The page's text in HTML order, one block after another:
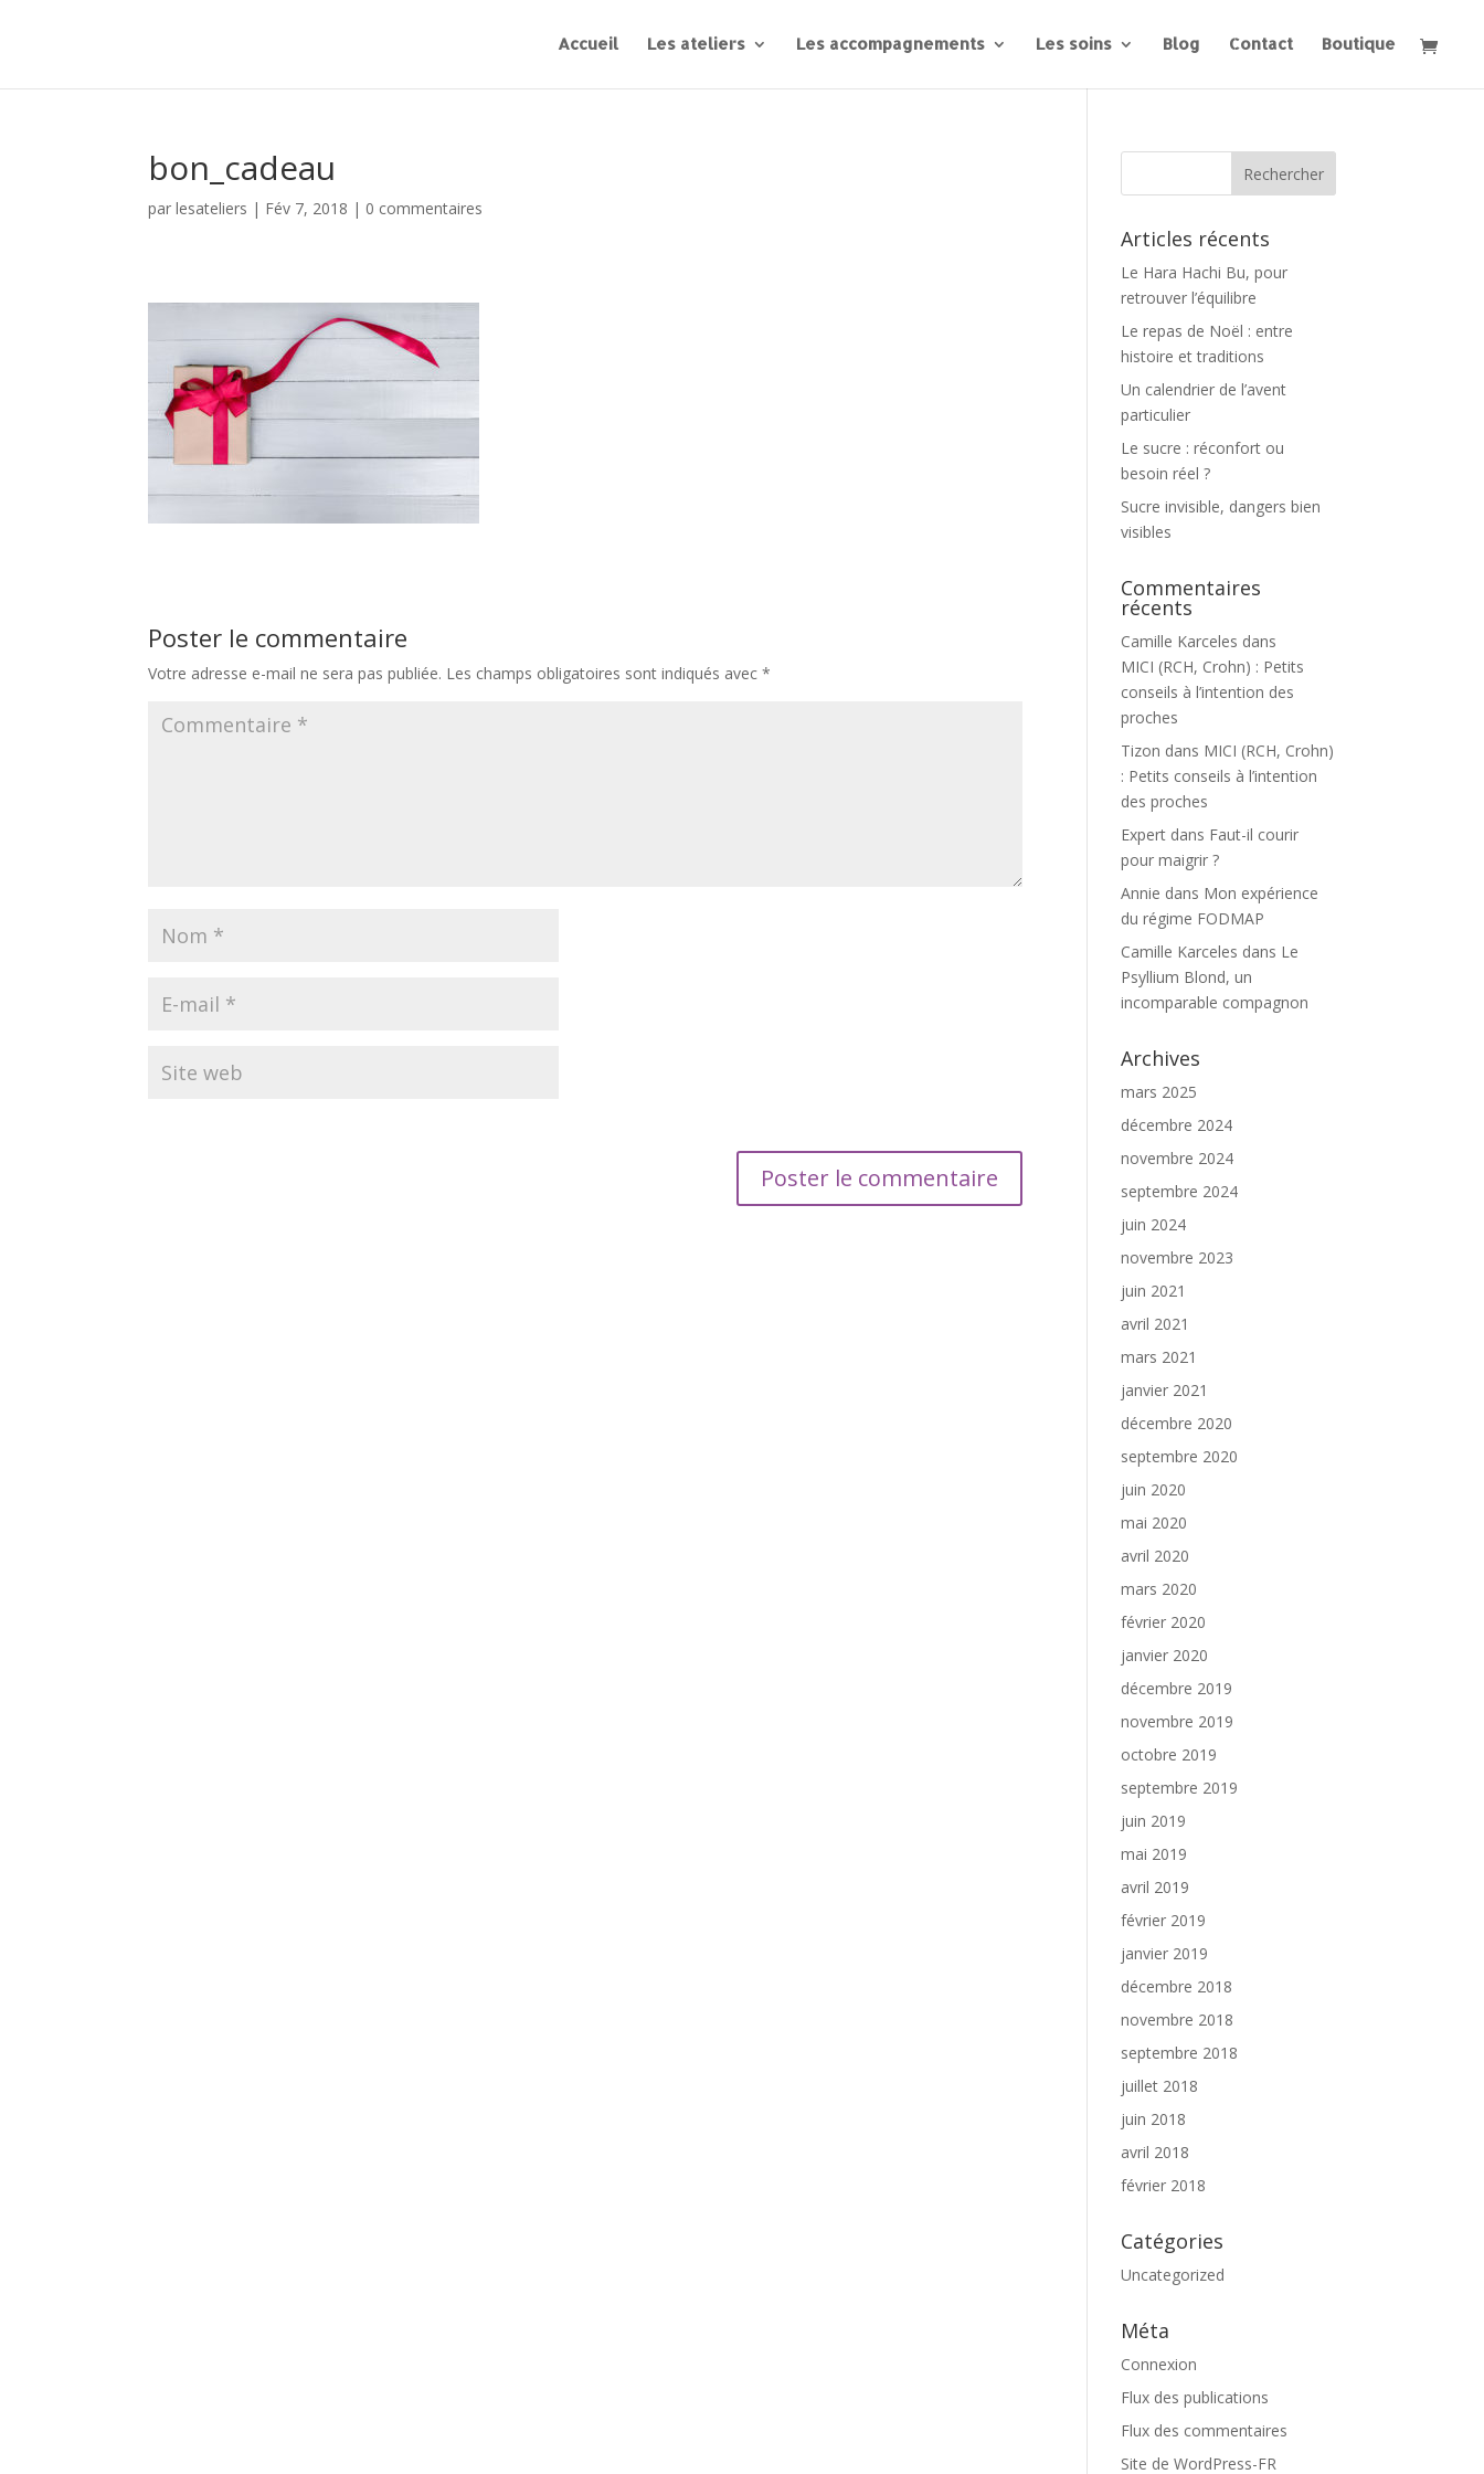
Accueil Les ateliers Les accompagnements Les soins Blog Contact Boutique
bon_cadeau
parlesateliers | Fév 7, 2018 | 0 commentaires
Poster le commentaire
Votre adresse e-mail ne sera pas publiée. Les champs obligatoires sont indiqués avec*
Articles récents
Le Hara Hachi Bu, pour
retrouver l’équilibre
Le repas de Noël : entre
histoire et traditions
Un calendrier de l’avent
particulier
Le sucre : réconfort ou
besoin réel ?
Sucre invisible, dangers bien
visibles
Commentaires
récents
Camille Karceles dans
MICI (RCH, Crohn) : Petits
conseils à l’intention des
proches
Tizon dans MICI (RCH, Crohn)
: Petits conseils à l’intention
des proches
Expert dans Faut-il courir
pour maigrir ?
Annie dans Mon expérience
du régime FODMAP
Camille Karceles dans Le
Psyllium Blond, un
incomparable compagnon
Archives
mars 2025
décembre 2024
novembre 2024
septembre 2024
juin 2024
novembre 2023
juin 2021
avril 2021
mars 2021
janvier 2021
décembre 2020
septembre 2020
juin 2020
mai 2020
avril 2020
mars 2020
février 2020
janvier 2020
décembre 2019
novembre 2019
octobre 2019
septembre 2019
juin 2019
mai 2019
avril 2019
février 2019
janvier 2019
décembre 2018
novembre 2018
septembre 2018
juillet 2018
juin 2018
avril 2018
février 2018
Catégories
Uncategorized
Méta
Connexion
Flux des publications
Flux des commentaires
Site de WordPress-FR